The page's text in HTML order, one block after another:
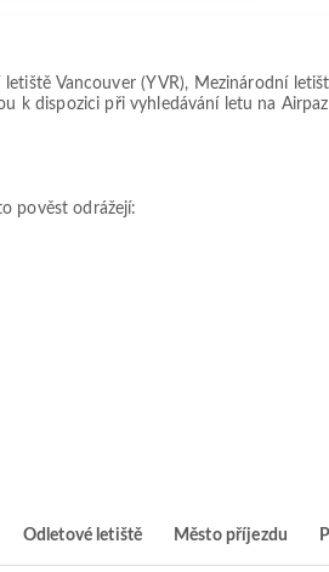
Vancouver (YVR), Mezinárodní
k dispozici při vyhledávání letu na
pověst odrážejí:
Odletové letiště Město příjezdu